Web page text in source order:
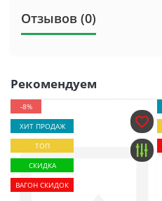
Отзывов (0)
Рекомендуем
-8%
ХИТ ПРОДАЖ
ТОП
СКИДКА
ВАГОН СКИДОК